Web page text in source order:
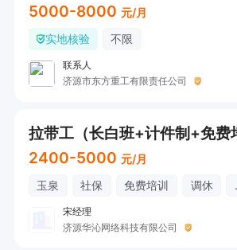
5000-8000 元/月
实地核验 不限
联系人
济源市东方重工有限责任公司
拉带工（长白班+计件制+免费
2400-5000 元/月
玉泉 社保 免费培训 调休
宋经理
济源华沁网络科技有限公司